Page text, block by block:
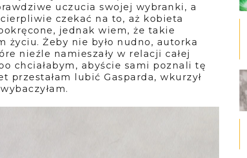
uczucia swojej wybranki, a
czekać na to, aż kobieta
jednak wiem, że takie
Żeby nie było nudno, autorka
nieźle namieszały w relacji całej
chciałabym, abyście sami poznali tę
przestałam lubić Gasparda, wkurzył